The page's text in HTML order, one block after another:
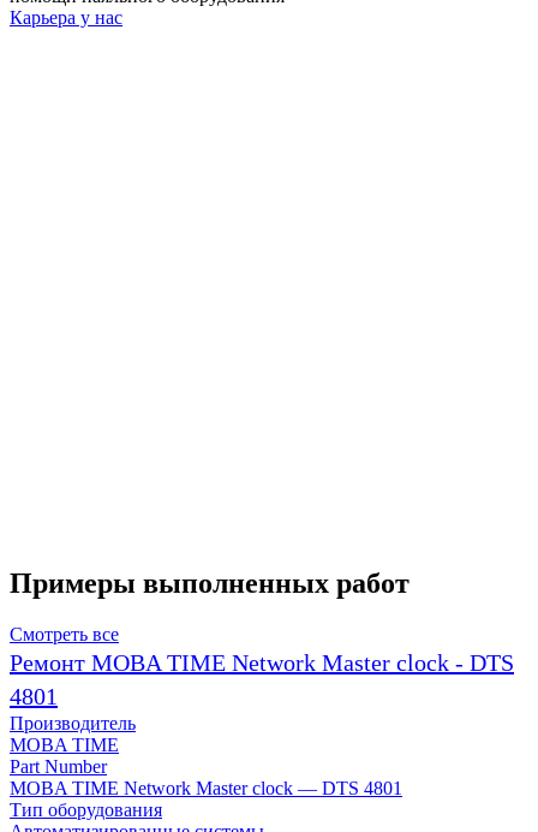
Карьера у нас
Примеры выполненных работ
Смотреть все
Ремонт MOBA TIME Network Master clock - DTS
4801
Производитель
MOBA TIME
Part Number
MOBA TIME Network Master clock — DTS 4801
Тип оборудования